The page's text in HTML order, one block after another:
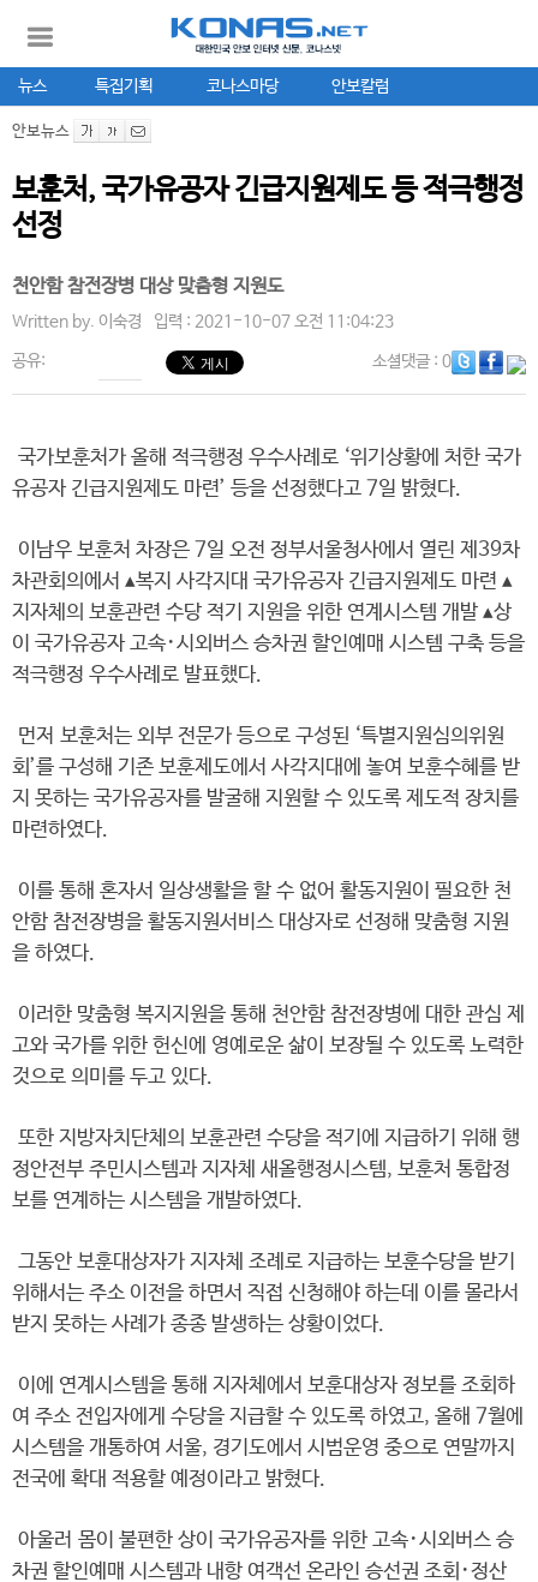
뉴스 특집기획 코나스마당 안보칼럼
안보뉴스
보훈처, 국가유공자 긴급지원제도 등 적극행정
선정
천안함 참전장병 대상 맞춤형 지원도
Written by. 이숙경 입력 : 2021-10-07 오전 11:04:23
공유: 소셜댓글: 0
국가보훈처가 올해 적극행정 우수사례로 ‘위기상황에 처한 국가
유공자 긴급지원제도 마련’ 등을 선정했다고 7일 밝혔다.
이남우 보훈처 차장은 7일 오전 정부서울청사에서 열린 제39차
차관회의에서 ▴복지 사각지대 국가유공자 긴급지원제도 마련 ▴
지자체의 보훈관련 수당 적기 지원을 위한 연계시스템 개발 ▴상
이 국가유공자 고속･시외버스 승차권 할인예매 시스템 구축 등을
적극행정 우수사례로 발표했다.
먼저 보훈처는 외부 전문가 등으로 구성된 ‘특별지원심의위원
회’를 구성해 기존 보훈제도에서 사각지대에 놓여 보훈수혜를 받
지 못하는 국가유공자를 발굴해 지원할 수 있도록 제도적 장치를
마련하였다.
이를 통해 혼자서 일상생활을 할 수 없어 활동지원이 필요한 천
안함 참전장병을 활동지원서비스 대상자로 선정해 맞춤형 지원
을 하였다.
이러한 맞춤형 복지지원을 통해 천안함 참전장병에 대한 관심 제
고와 국가를 위한 헌신에 영예로운 삶이 보장될 수 있도록 노력한
것으로 의미를 두고 있다.
또한 지방자치단체의 보훈관련 수당을 적기에 지급하기 위해 행
정안전부 주민시스템과 지자체 새올행정시스템, 보훈처 통합정
보를 연계하는 시스템을 개발하였다.
그동안 보훈대상자가 지자체 조례로 지급하는 보훈수당을 받기
위해서는 주소 이전을 하면서 직접 신청해야 하는데 이를 몰라서
받지 못하는 사례가 종종 발생하는 상황이었다.
이에 연계시스템을 통해 지자체에서 보훈대상자 정보를 조회하
여 주소 전입자에게 수당을 지급할 수 있도록 하였고, 올해 7월에
시스템을 개통하여 서울, 경기도에서 시범운영 중으로 연말까지
전국에 확대 적용할 예정이라고 밝혔다.
아울러 몸이 불편한 상이 국가유공자를 위한 고속･시외버스 승
차권 할인예매 시스템과 내항 여객선 온라인 승선권 조회･정산